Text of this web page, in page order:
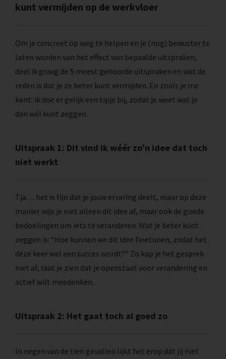
kunt vermijden op de werkvloer
Om je concreet op weg te helpen en je (nog) bewuster te
laten worden van het effect van bepaalde uitspraken,
deel ik graag de 5 meest gehoorde uitspraken en wat de
reden is dat je ze beter kunt vermijden. En zoals je me
kent: ik doe er gelijk een tipje bij, zodat je weet wat je
dan wél kunt zeggen.
Uitspraak 1: Dit vind ik wéér zo’n idee dat toch
niet werkt
Tja… het is fijn dat je jouw ervaring deelt, maar op deze
manier wijs je niet alleen dit idee af, maar ook de goede
bedoelingen om iets te veranderen. Wat je beter kunt
zeggen is: “Hoe kunnen we dit idee finetunen, zodat het
deze keer wel een succes wordt?” Zo kap je het gesprek
niet af, laat je zien dat je openstaat voor verandering en
actief wilt meedenken.
Uitspraak 2: Het gaat toch al goed zo
In negen van de tien gevallen lijkt het erop dat jij niet